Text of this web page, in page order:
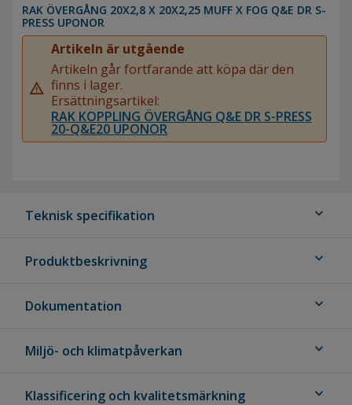
RAK ÖVERGÅNG 20X2,8 X 20X2,25 MUFF X FOG Q&E DR S-
PRESS UPONOR
warning
Artikeln är utgående
Artikeln går fortfarande att köpa där den
finns i lager.
Ersättningsartikel:
RAK KOPPLING ÖVERGÅNG Q&E DR S-PRESS
20-Q&E20 UPONOR
Teknisk specifikation expand_more
Produktbeskrivning expand_more
Dokumentation expand_more
Miljö- och klimatpåverkan expand_more
Klassificering och kvalitetsmärkning expand_more